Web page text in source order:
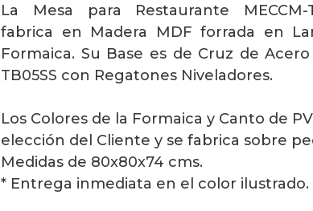
La Mesa para Restaurante MECCM-
fabrica en Madera MDF forrada en
Formaica. Su Base es de Cruz de
TB05SS con Regatones Niveladores.
Los Colores de la Formaica y Canto de
elección del Cliente y se fabrica sobre
Medidas de 80x80x74 cms.
* Entrega inmediata en el color ilustrado.